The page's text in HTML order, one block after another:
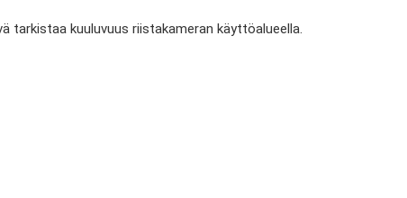
tarkistaa kuuluvuus riistakameran käyttöalueella.